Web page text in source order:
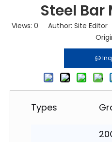
Steel
Views: 0 Author: Site
Types